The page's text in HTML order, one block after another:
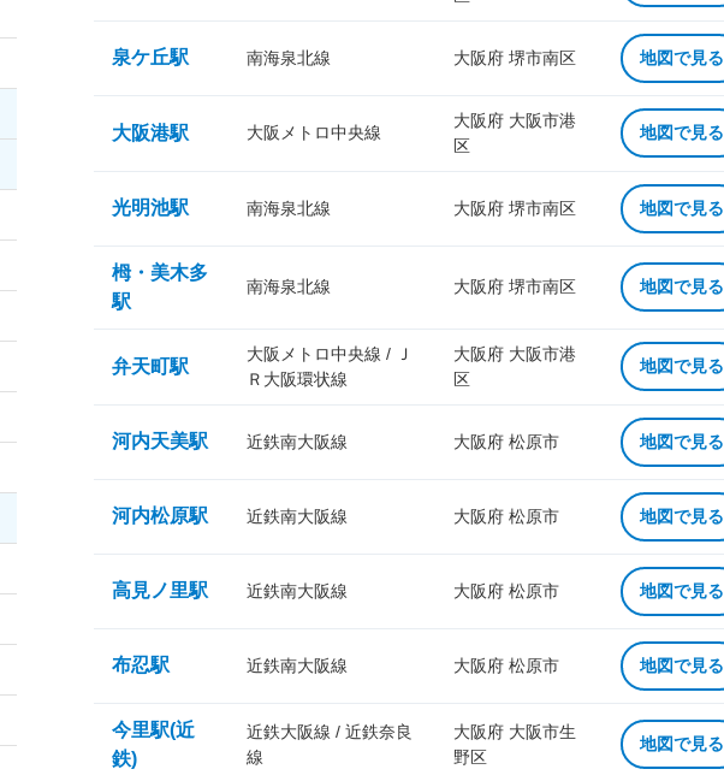
泉ケ丘駅 南海泉北線 大阪府 堺市南区 地図で見る
大阪港駅 大阪メトロ中央線
大阪府 大阪市港
区
地図で見る
光明池駅 南海泉北線 大阪府 堺市南区 地図で見る
栂・美木多
駅
南海泉北線 大阪府 堺市南区 地図で見る
弁天町駅
大阪メトロ中央線 / Ｊ
Ｒ大阪環状線
大阪府 大阪市港
区
地図で見る
河内天美駅 近鉄南大阪線 大阪府 松原市 地図で見る
河内松原駅 近鉄南大阪線 大阪府 松原市 地図で見る
高見ノ里駅 近鉄南大阪線 大阪府 松原市 地図で見る
布忍駅 近鉄南大阪線 大阪府 松原市 地図で見る
今里駅(近
鉄)
近鉄大阪線 / 近鉄奈良
線
大阪府 大阪市生
野区
地図で見る